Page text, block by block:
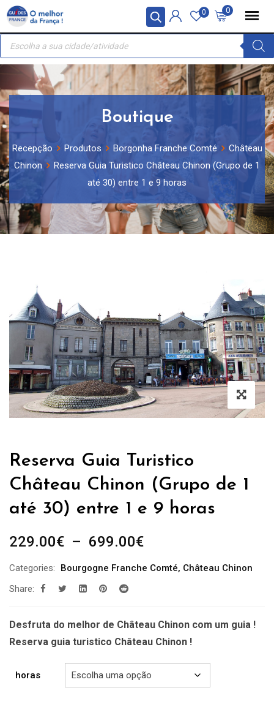
Painel de Gerenciamento de Cookies
Skip
content
0
0
Recherche
produits
Boutique
Recepção Produtos Borgonha Franche Comté
Château
Chinon
Reserva Guia Turistico Château Chinon (Grupo de 1
até 30) entre 1 e 9 horas
Reserva Guia Turistico
Château Chinon (Grupo de 1
até 30) entre 1 e 9 horas
229.00€ – 699.00€Plage
prix :
699.00€
Categories: Bourgogne Franche Comté, Château Chinon
Share:
Desfruta do melhor de Château Chinon com um guia !
Reserva guia turistico Château Chinon !
horas